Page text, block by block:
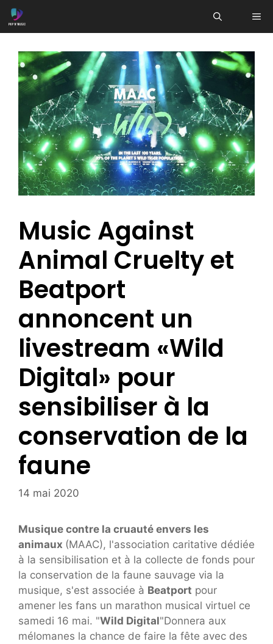
Aller
au
Music Against
Animal Cruelty et
Beatport
annoncent un
livestream «Wild
Digital» pour
sensibiliser à la
conservation de la
faune
14 mai 2020
Musique contre la cruauté envers les
animaux (MAAC), l'association caritative dédiée
à la sensibilisation et à la collecte de fonds pour
la conservation de la faune sauvage via la
musique, s'est associée à Beatport pour
amener les fans un marathon musical virtuel ce
samedi 16 mai. "Wild Digital"Donnera aux
mélomanes la chance de faire la fête avec des